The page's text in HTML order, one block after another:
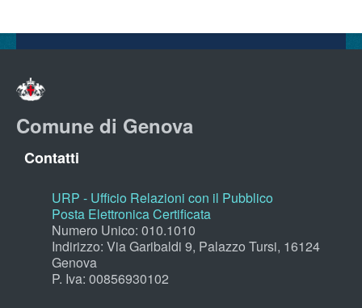
Comune di Genova
Contatti
URP - Ufficio Relazioni con il Pubblico
Posta Elettronica Certificata
Numero Unico: 010.1010
Indirizzo: Via Garibaldi 9, Palazzo Tursi, 16124
Genova
P. Iva: 00856930102